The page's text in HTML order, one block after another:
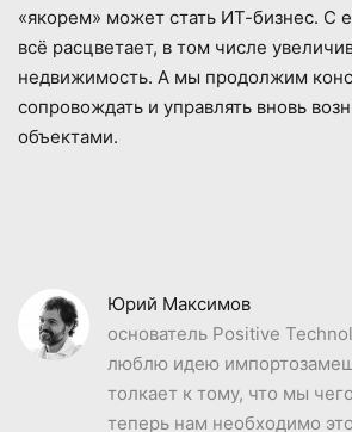
«якорем» может стать ИТ-бизнес. С
всё расцветает, в том числе
недвижимость. А мы продолжим
сопровождать и управлять вновь
объектами.
Юрий Максимов
основатель Positive
люблю идею
толкает к тому, что мы
теперь нам необходимо